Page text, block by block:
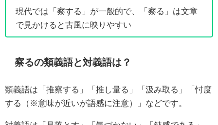
現代では「察する」が一般的で、「察る」は文章
で見かけると古風に映りやすい
察るの類義語と対義語は？
類義語は「推察する」「推し量る」「汲み取る」「忖度
する（※意味が近いが語感に注意）」などです。